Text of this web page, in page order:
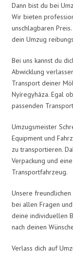
Dann bist du bei
Wir bieten
unschlagbaren
dein Umzug
Bei uns kannst du
Abwicklung
Transport deiner
Nyíregyháza. Egal
passenden
Umzugsmeister
Equipment und
zu transportieren.
Verpackung und
Transportfahrzeug.
Unsere
bei allen Fragen
deine individuellen
nach deinen
Verlass dich auf